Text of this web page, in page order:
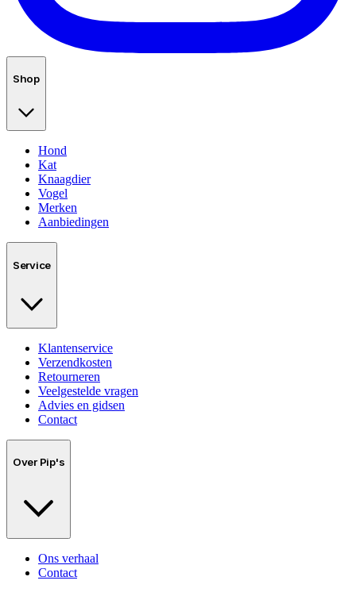
Shop
Hond
Kat
Knaagdier
Vogel
Merken
Aanbiedingen
Service
Klantenservice
Verzendkosten
Retourneren
Veelgestelde vragen
Advies en gidsen
Contact
Over Pip's
Ons verhaal
Contact